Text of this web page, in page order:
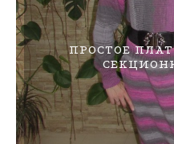
ПРОСТОЕ